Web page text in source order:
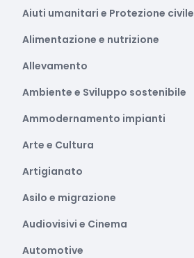
Aiuti umanitari e Protezione civile
Alimentazione e nutrizione
Allevamento
Ambiente e Sviluppo sostenibile
Ammodernamento impianti
Arte e Cultura
Artigianato
Asilo e migrazione
Audiovisivi e Cinema
Automotive